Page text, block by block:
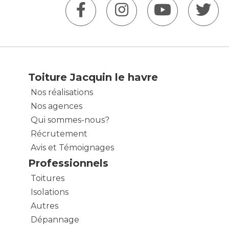
Toiture Jacquin le havre
Nos réalisations
Nos agences
Qui sommes-nous?
Récrutement
Avis et Témoignages
Professionnels
Toitures
Isolations
Autres
Dépannage